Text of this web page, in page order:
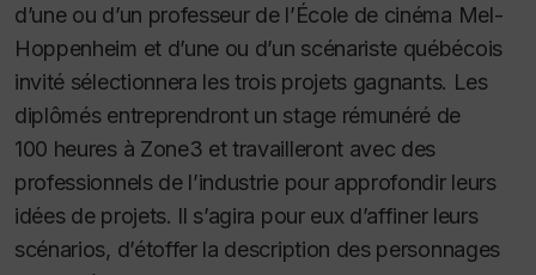
d’une ou d’un professeur de l’École de cinéma Mel-
Hoppenheim et d’une ou d’un scénariste québécois
invité sélectionnera les trois projets gagnants. Les
diplômés entreprendront un stage rémunéré de
100 heures à Zone3 et travailleront avec des
professionnels de l’industrie pour approfondir leurs
idées de projets. Il s’agira pour eux d’affiner leurs
scénarios, d’étoffer la description des personnages